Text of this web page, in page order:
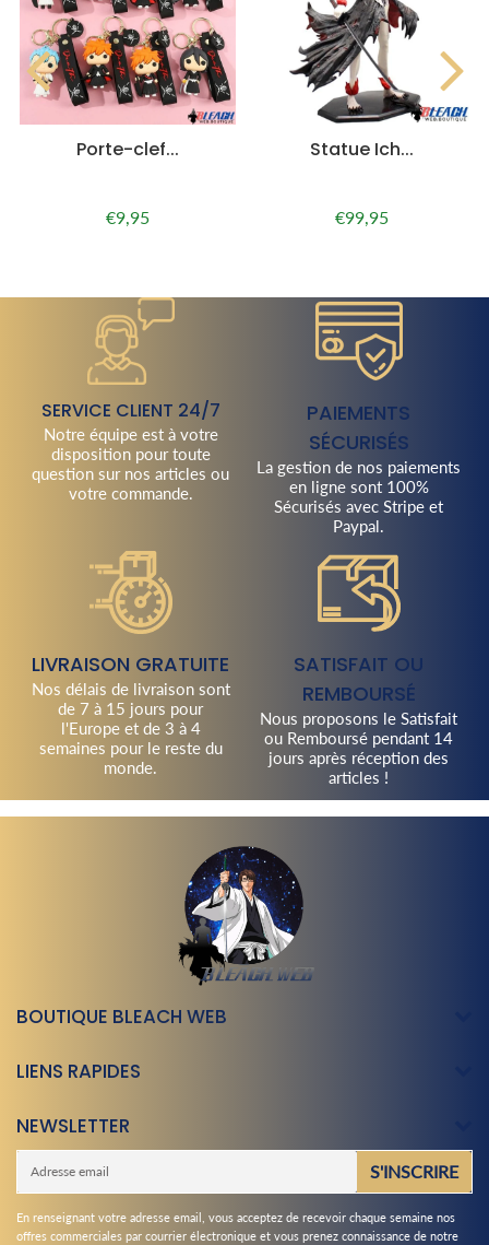
Porte-clef...
Prix
€9,95
Statue Ich...
Prix
€99,95€99,95
SERVICE CLIENT 24/7
Notre équipe est à votre
disposition pour toute
question sur nos articles ou
votre commande.
PAIEMENTS
SÉCURISÉS
La gestion de nos paiements
en ligne sont 100%
Sécurisés avec Stripe et
Paypal.
LIVRAISON GRATUITE
Nos délais de livraison sont
de 7 à 15 jours pour
l'Europe et de 3 à 4
semaines pour le reste du
monde.
SATISFAIT OU
REMBOURSÉ
Nous proposons le Satisfait
ou Remboursé pendant 14
jours après réception des
articles !
BOUTIQUE BLEACH WEB
LIENS RAPIDES
NEWSLETTER
S'INSCRIRE
En renseignant votre adresse email, vous acceptez de recevoir chaque semaine nos
offres commerciales par courrier électronique et vous prenez connaissance de notre